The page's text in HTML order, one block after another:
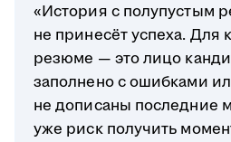
«История с полупустым
не принесёт успеха. Для
резюме — это лицо
заполнено с ошибками
не дописаны последние
уже риск получить